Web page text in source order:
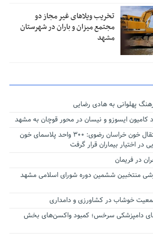
تخریب ویلاهای غیر مجاز دو
مجتمع میزان و باران در شهرستان
مشهد
پهلوانی به هادی رضایی
مدیر کل سازمان انتقال خون خراسان رضوی: ۳۰۰ واحد پلاسمای خون
در اختیار بیماران قرار گرفت
در فریمان
آموزشی منتخبین ششمین دوره شورای اسلامی مشهد
دامپزشکی سرخس؛ کمبود واکسن‌های بخش